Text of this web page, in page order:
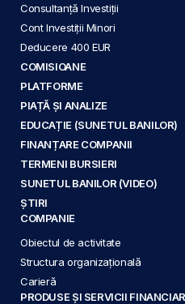
Consultanță Investiții
Cont Investiții Minori
Deducere 400 EUR
COMISIOANE
PLATFORME
PIAȚĂ ȘI ANALIZE
EDUCAȚIE (SUNETUL BANILOR)
FINANȚARE COMPANII
TERMENI BURSIERI
SUNETUL BANILOR (VIDEO)
ȘTIRI
COMPANIE
Obiectul de activitate
Structura organizațională
Carieră
PRODUSE ȘI SERVICII